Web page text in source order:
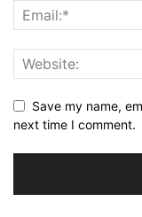
Save my name,
next time I comment.